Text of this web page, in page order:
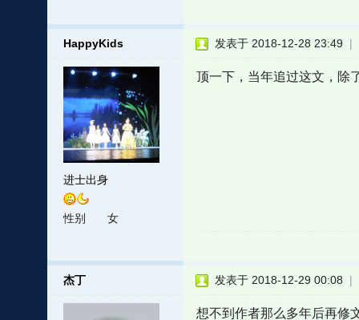
HappyKids
进士出身
性别 女
发表于 2018-12-28 23:49 |
顶一下，当年追过这文，除
杰丁 发表于 2018-12-29 00:08 |
想不到作者那么多年后再修